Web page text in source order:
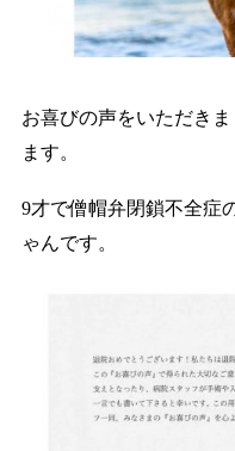
お喜びの声をいただき
ます。
9才で僧帽弁閉鎖不全症
ゃんです。